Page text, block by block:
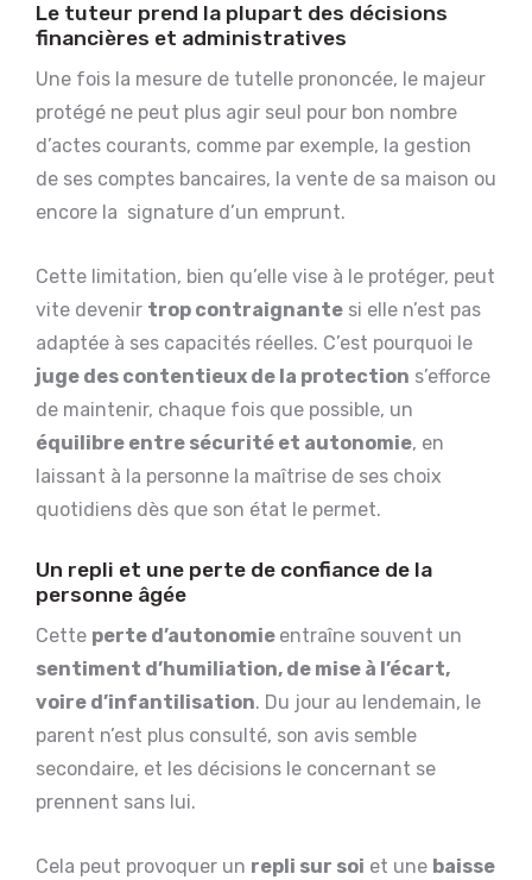
Le tuteur prend la plupart des décisions
financières et administratives
Une fois la mesure de tutelle prononcée, le majeur
protégé ne peut plus agir seul pour bon nombre
d’actes courants, comme par exemple, la gestion
de ses comptes bancaires, la vente de sa maison ou
encore la signature d’un emprunt.
Cette limitation, bien qu’elle vise à le protéger, peut
vite devenir trop contraignante si elle n’est pas
adaptée à ses capacités réelles. C’est pourquoi le
juge des contentieux de la protection s’efforce
de maintenir, chaque fois que possible, un
équilibre entre sécurité et autonomie, en
laissant à la personne la maîtrise de ses choix
quotidiens dès que son état le permet.
Un repli et une perte de confiance de la
personne âgée
Cette perte d’autonomie entraîne souvent un
sentiment d’humiliation, de mise à l’écart,
voire d’infantilisation. Du jour au lendemain, le
parent n’est plus consulté, son avis semble
secondaire, et les décisions le concernant se
prennent sans lui.
Cela peut provoquer un repli sur soi et une baisse